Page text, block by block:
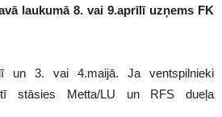
laukumā 8. vai 9.aprīlī uzņems FK
un 3. vai 4.maijā. Ja ventspilnieki
stāsies Metta/LU un RFS dueļa